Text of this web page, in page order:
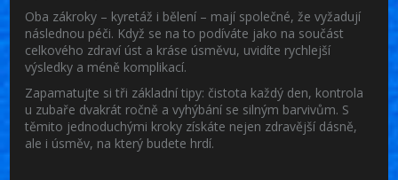
Oba zákroky – kyretáž i bělení – mají společné, že vyžadují
následnou péči. Když se na to podíváte jako na součást
celkového zdraví úst a kráse úsměvu, uvidíte rychlejší
výsledky a méně komplikací.
Zapamatujte si tři základní tipy: čistota každý den, kontrola
u zubaře dvakrát ročně a vyhýbání se silným barvivům. S
těmito jednoduchými kroky získáte nejen zdravější dásně,
ale i úsměv, na který budete hrdí.